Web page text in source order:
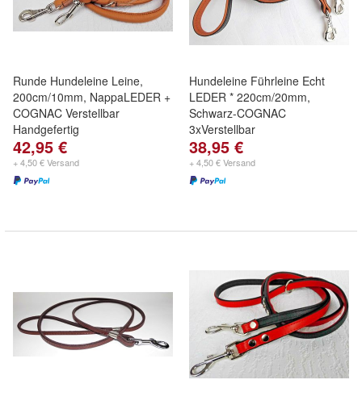
Runde Hundeleine Leine,
200cm/10mm, NappaLEDER +
COGNAC Verstellbar
Handgefertig
42,95 €
+ 4,50 € Versand
Hundeleine Führleine Echt
LEDER * 220cm/20mm,
Schwarz-COGNAC
3xVerstellbar
38,95 €
+ 4,50 € Versand